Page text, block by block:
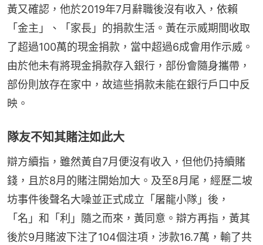
黃又確認，他於2019年7月辭職後沒有收入，依賴
「金主」、「家長」的捐款生活。黃在示威期間收取
了超過100萬的現金捐款，當中超過6成會用作示威。
由於他未有將現金捐款存入銀行，部份會隨身攜帶，
部份則放存在家中，故這些捐款未能在銀行戶口中反
映。
隊友不知其賭注如此大
辯方續指，雖然黃自7月便沒有收入，但他仍持續賭
錢，且於8月的賭注開始加大。及至8月尾，經歷二坡
坊事件後聲名大噪並正式成立「屠龍小隊」後，
「名」和「利」隨之而來，黃同意。辯方再指，黃其
後於9月賭波下注了104個注項，涉款16.7萬，輸了共